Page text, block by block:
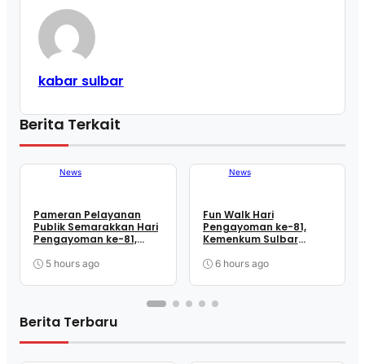
kabar sulbar
Berita Terkait
News
Pameran Pelayanan
Publik Semarakkan Hari
Pengayoman ke-81,
Dekatkan Layanan ke
5 hours ago
News
Fun Walk Hari
Pengayoman ke-81,
Kemenkum Sulbar
Perkuat Kebersamaan
6 hours ago
Berita Terbaru